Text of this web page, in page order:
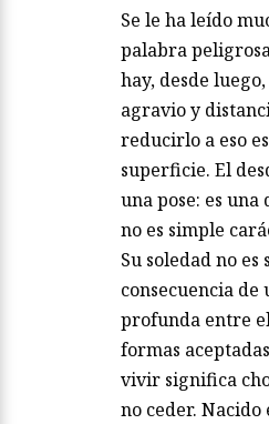
Se le ha leído
palabra
hay, desde
agravio y
reducirlo a eso
superficie. El
una pose: es
no es simple
Su soledad no
consecuencia
profunda entre
formas
vivir significa
no ceder. Nacido